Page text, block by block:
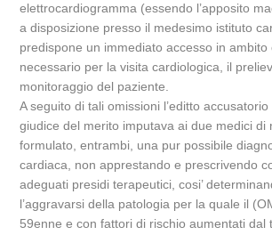
elettrocardiogramma (essendo l’apposito
a disposizione presso il medesimo istituto
predispone un immediato accesso in ambito
necessario per la visita cardiologica, il
monitoraggio del paziente.
A seguito di tali omissioni l’editto
giudice del merito imputava ai due medici di
formulato, entrambi, una pur possibile
cardiaca, non apprestando e prescrivendo
adeguati presidi terapeutici, cosi’
l’aggravarsi della patologia per la quale il
59enne e con fattori di rischio aumentati dal